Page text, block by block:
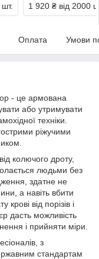
шт. 1 920 ₴ від 2000
Оплата Умови
- це армована
або утримувати
техніки.
ріжучими
колючого дроту,
людьми без
здатне не
а навіть вбити
від порізів і
дасть можливість
і прийняти міри.
з
стандартам